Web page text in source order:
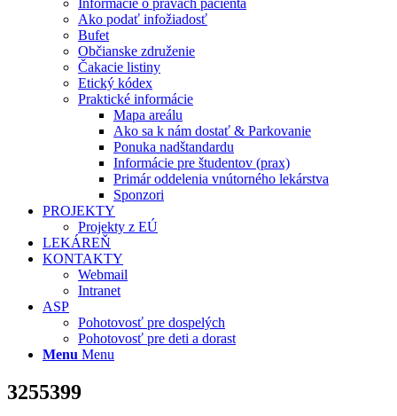
Informácie o právach pacienta
Ako podať infožiadosť
Bufet
Občianske združenie
Čakacie listiny
Etický kódex
Praktické informácie
Mapa areálu
Ako sa k nám dostať & Parkovanie
Ponuka nadštandardu
Informácie pre študentov (prax)
Primár oddelenia vnútorného lekárstva
Sponzori
PROJEKTY
Projekty z EÚ
LEKÁREŇ
KONTAKTY
Webmail
Intranet
ASP
Pohotovosť pre dospelých
Pohotovosť pre deti a dorast
Menu Menu
3255399